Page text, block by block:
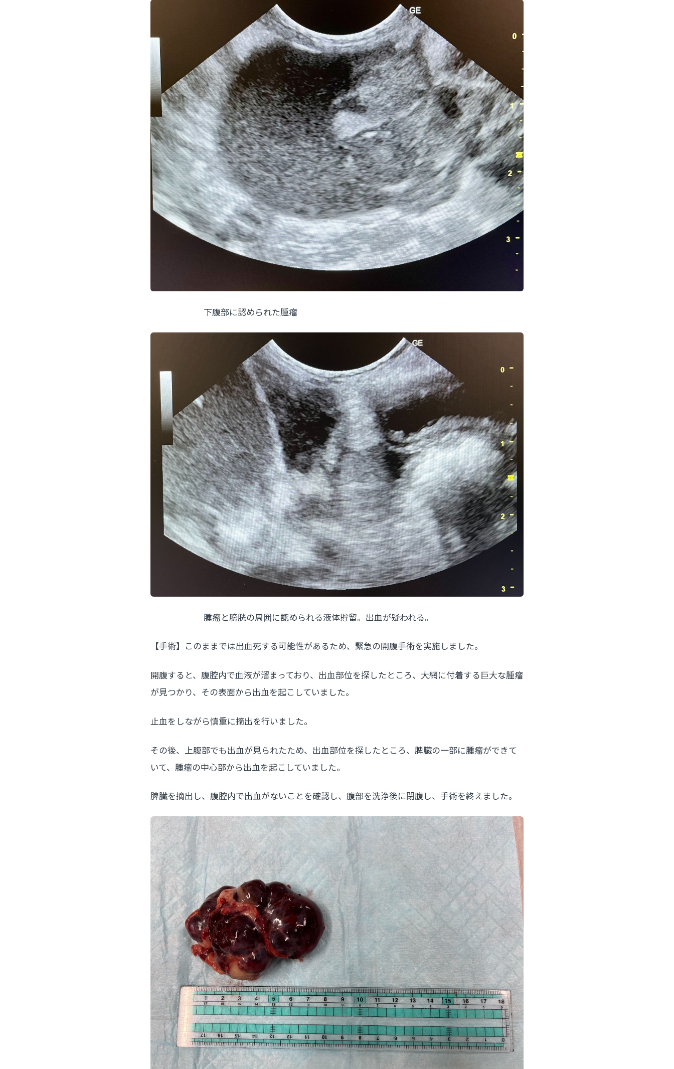
下腹部に認められた腫瘤
腫瘤と膀胱の周囲に認められる液体貯留。出血が疑われる。
【手術】このままでは出血死する可能性があるため、緊急の開腹手術を実施しました。
開腹すると、腹腔内で血液が溜まっており、出血部位を探したところ、大網に付着する巨大な腫瘤
が見つかり、その表面から出血を起こしていました。
止血をしながら慎重に摘出を行いました。
その後、上腹部でも出血が見られたため、出血部位を探したところ、脾臓の一部に腫瘤ができて
いて、腫瘤の中心部から出血を起こしていました。
脾臓を摘出し、腹腔内で出血がないことを確認し、腹部を洗浄後に閉腹し、手術を終えました。